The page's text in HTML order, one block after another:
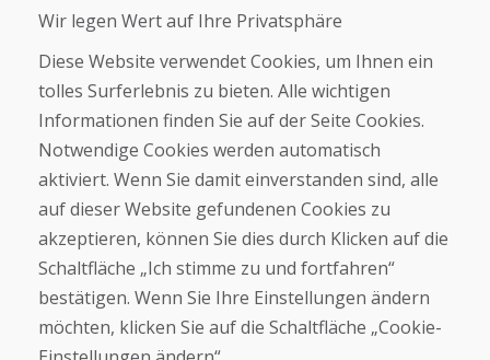
Über uns
Geschäft
Kontakt
Kaufen
E-Shop
Geschäftsbedingungen
Zahlung
Beschwerde
Rückgabe und Umtausch von Waren
Schutz personenbezogener Daten
Wir legen Wert auf Ihre Privatsphäre
Diese Website verwendet Cookies, um Ihnen ein
tolles Surferlebnis zu bieten. Alle wichtigen
Informationen finden Sie auf der Seite Cookies.
Notwendige Cookies werden automatisch
aktiviert. Wenn Sie damit einverstanden sind, alle
auf dieser Website gefundenen Cookies zu
akzeptieren, können Sie dies durch Klicken auf die
Schaltfläche „Ich stimme zu und fortfahren“
bestätigen. Wenn Sie Ihre Einstellungen ändern
möchten, klicken Sie auf die Schaltfläche „Cookie-